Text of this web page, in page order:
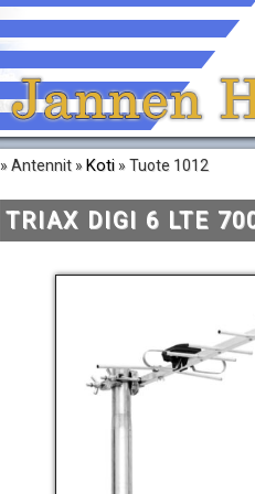
» Antennit »Koti » Tuote 1012
TRIAX DIGI 6 LTE